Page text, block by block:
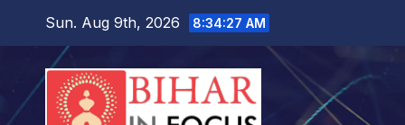
content
Sun. Aug 9th, 2026 8:34:28 AM